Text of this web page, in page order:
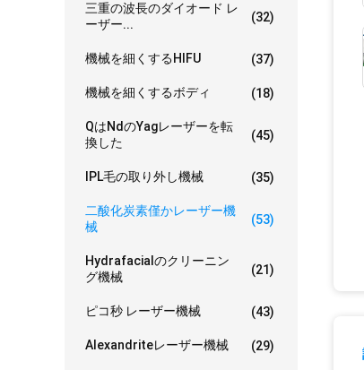
三重の波長のダイオード レ
ーザー...
(32)
機械を細くするHIFU (37)
機械を細くするボディ (18)
Qはndのyagレーザーを転
換した
(45)
IPL毛の取り外し機械 (35)
二酸化炭素僅かレーザー機
械
(53)
Hydrafacialのクリーニン
グ機械
(21)
ピコ秒 レーザー機械 (43)
Alexandriteレーザー機械 (29)